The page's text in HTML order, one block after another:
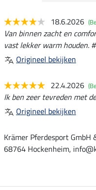
18.6.2026
Van binnen zacht en
vast lekker warm houden. #
Origineel bekijken
22.4.2026
Ik ben zeer tevreden met
Origineel bekijken
Krämer Pferdesport GmbH
68764 Hockenheim,